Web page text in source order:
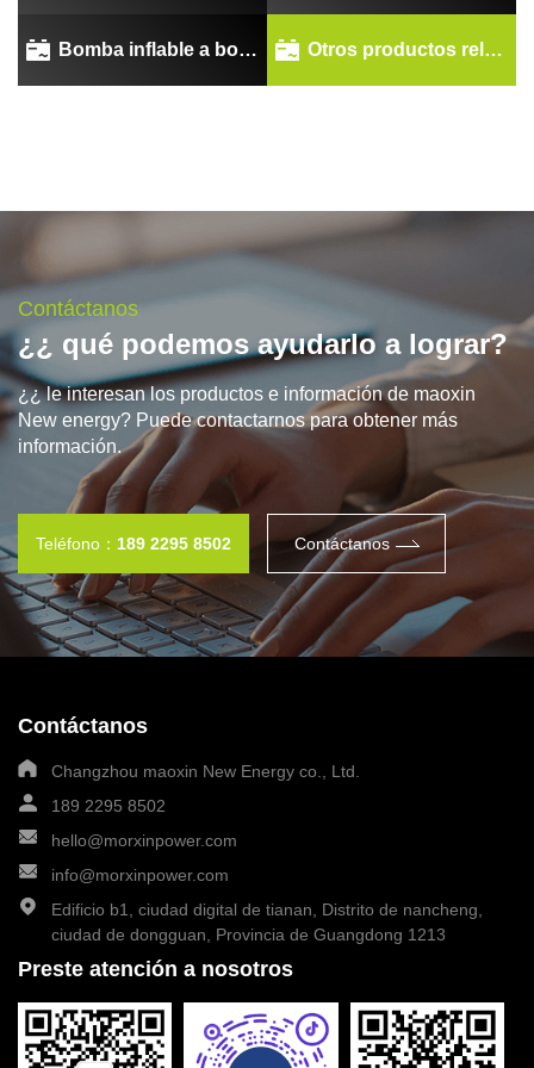
Bomba inflable a bordo Otros productos relacionados
Contáctanos
¿¿ qué podemos ayudarlo a lograr?
¿¿ le interesan los productos e información de maoxin
New energy? Puede contactarnos para obtener más
información.
Teléfono： 189 2295 8502 Contáctanos
Contáctanos
Changzhou maoxin New Energy co., Ltd.
189 2295 8502
hello@morxinpower.com
info@morxinpower.com
Edificio b1, ciudad digital de tianan, Distrito de nancheng,
ciudad de dongguan, Provincia de Guangdong 1213
Preste atención a nosotros